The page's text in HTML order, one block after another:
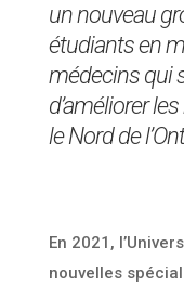
un nouveau
étudiants en
médecins qui
d’améliorer
le Nord de
En 2021,
nouvelles